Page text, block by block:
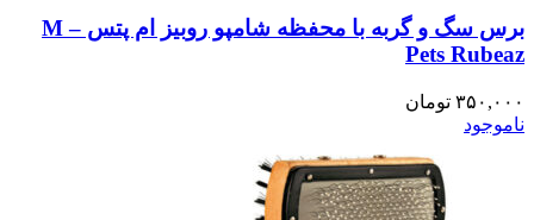
برس سگ و گربه با محفظه شامپو روبیز ام پتس – M
Pets Rubeaz
۳۵۰,۰۰۰ تومان
ناموجود